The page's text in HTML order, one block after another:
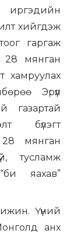
иргэдийн
хийгдэж
гаргаж
мянган
хамруулах
Эрүүл
газартай
бүлэгт
28 мянган
тусламж
яахав”
Үүний
анх